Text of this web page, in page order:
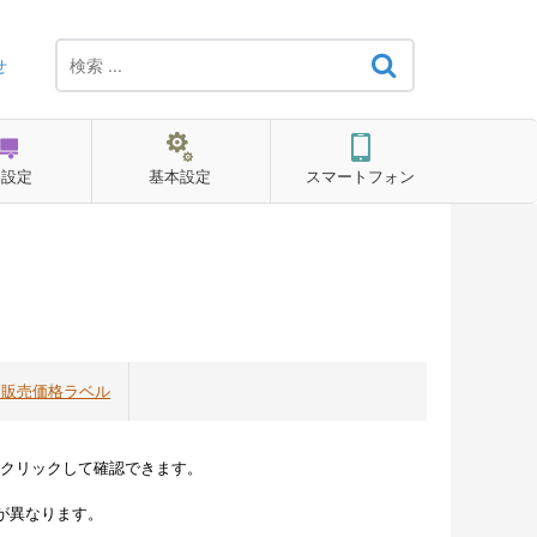
定 基本設定 スマートフォン
売価格ラベル
リックして確認できます。
なります。